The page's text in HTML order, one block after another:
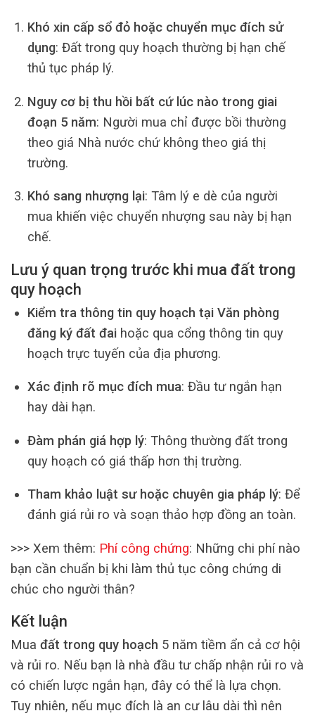
Khó xin cấp sổ đỏ hoặc chuyển mục đích sử
dụng: Đất trong quy hoạch thường bị hạn chế
thủ tục pháp lý.
Nguy cơ bị thu hồi bất cứ lúc nào trong giai
đoạn 5 năm: Người mua chỉ được bồi thường
theo giá Nhà nước chứ không theo giá thị
trường.
Khó sang nhượng lại: Tâm lý e dè của người
mua khiến việc chuyển nhượng sau này bị hạn
chế.
Lưu ý quan trọng trước khi mua đất trong
quy hoạch
Kiểm tra thông tin quy hoạch tại Văn phòng
đăng ký đất đaihoặc qua cổng thông tin quy
hoạch trực tuyến của địa phương.
Xác định rõ mục đích mua: Đầu tư ngắn hạn
hay dài hạn.
Đàm phán giá hợp lý: Thông thường đất trong
quy hoạch có giá thấp hơn thị trường.
Tham khảo luật sư hoặc chuyên gia pháp lý: Để
đánh giá rủi ro và soạn thảo hợp đồng an toàn.
>>> Xem thêm: Phí công chứng: Những chi phí nào
bạn cần chuẩn bị khi làm thủ tục công chứng di
chúc cho người thân?
Kết luận
Mua đất trong quy hoạch 5 năm tiềm ẩn cả cơ hội
và rủi ro. Nếu bạn là nhà đầu tư chấp nhận rủi ro và
có chiến lược ngắn hạn, đây có thể là lựa chọn.
Tuy nhiên, nếu mục đích là an cư lâu dài thì nên